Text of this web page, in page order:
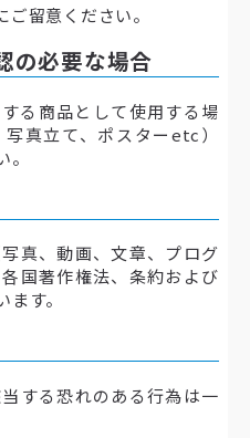
留意ください。
の必要な場合
る商品として使用する場
真立て、ポスターetc）
真、動画、文章、プログ
国著作権法、条約および
す。
する恐れのある行為は一